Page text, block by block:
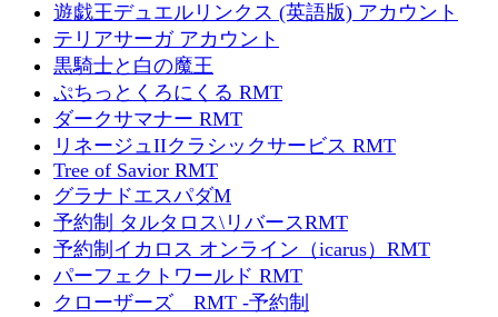
遊戯王デュエルリンクス (英語版) アカウント
テリアサーガ アカウント
黒騎士と白の魔王
ぷちっとくろにくる RMT
ダークサマナー RMT
リネージュIIクラシックサービス RMT
Tree of Savior RMT
グラナドエスパダM
予約制 タルタロス\リバースRMT
予約制イカロス オンライン（icarus）RMT
パーフェクトワールド RMT
クローザーズ RMT -予約制